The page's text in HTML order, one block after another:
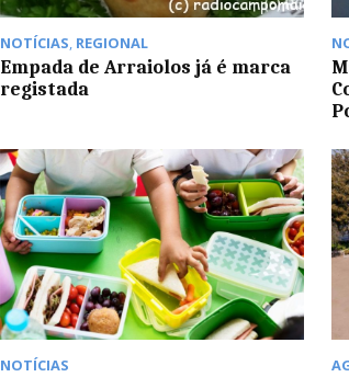
NOTÍCIAS, REGIONAL
Empada de Arraiolos já é marca
registada
NOTÍCIAS